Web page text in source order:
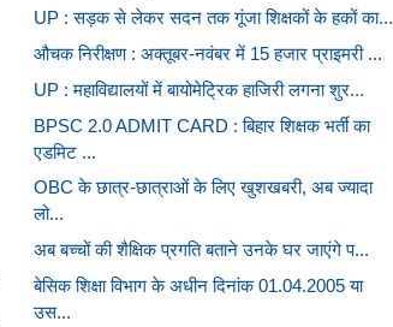
UP : सड़क से लेकर सदन तक गूंजा शिक्षकों के हकों का...
औचक निरीक्षण : अक्तूबर-नवंबर में 15 हजार प्राइमरी ...
UP : महाविद्यालयों में बायोमेट्रिक हाजिरी लगना शुर...
BPSC 2.0 ADMIT CARD : बिहार शिक्षक भर्ती का
एडमिट ...
OBC के छात्र-छात्राओं के लिए खुशखबरी, अब ज्यादा
लो...
अब बच्चों की शैक्षिक प्रगति बताने उनके घर जाएंगे प...
बेसिक शिक्षा विभाग के अधीन दिनांक 01.04.2005 या
उस...